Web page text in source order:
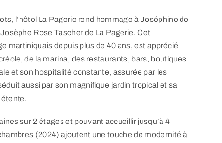
l’hôtel La Pagerie rend hommage à Joséphine de
Rose Tascher de La Pagerie. Cet
martiniquais depuis plus de 40 ans, est apprécié
de la marina, des restaurants, bars, boutiques
et son hospitalité constante, assurée par les
aussi par son magnifique jardin tropical et sa
sur 2 étages et pouvant accueillir jusqu’à 4
(2024) ajoutent une touche de modernité à